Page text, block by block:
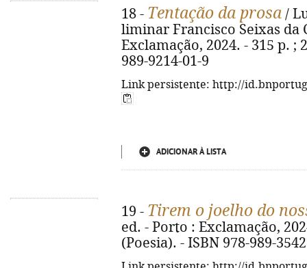
18 - Tentação da prosa /
liminar Francisco Seixas da
Exclamação, 2024. - 315 p. ;
989-9214-01-9
Link persistente: http://
ADICIONAR À LISTA
19 - Tirem o joelho do
ed. - Porto : Exclamação,
(Poesia). - ISBN 978-989-